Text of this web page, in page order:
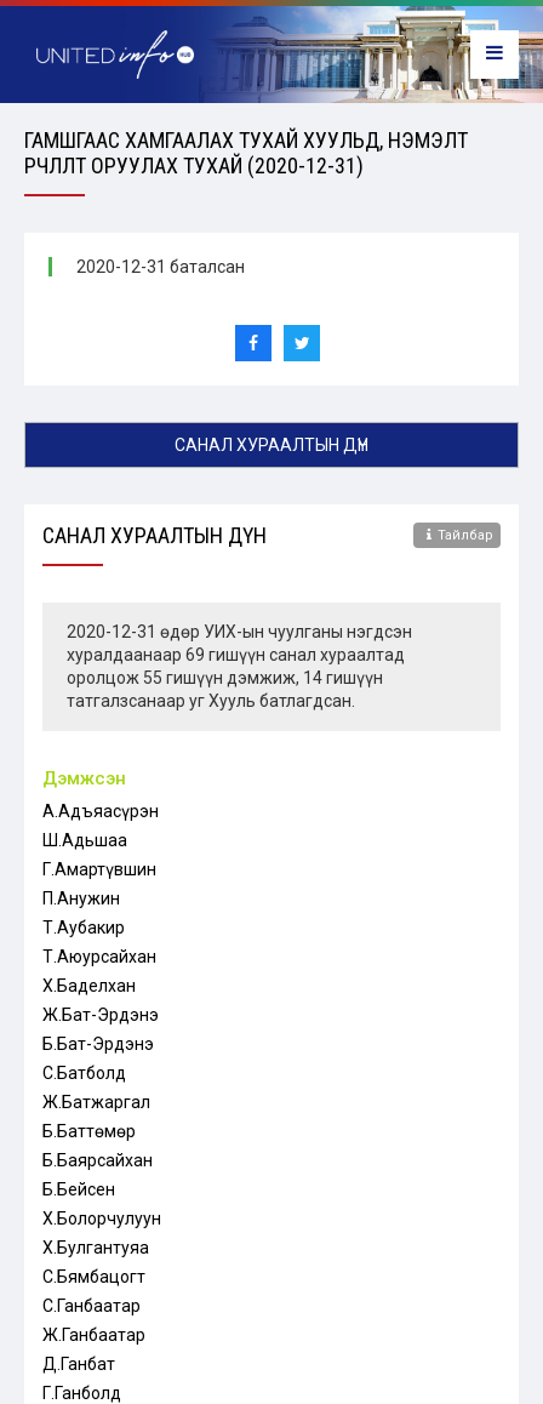
ГАМШГААС ХАМГААЛАХ ТУХАЙ ХУУЛЬД, НЭМЭЛТ
ӨӨРЧЛӨЛТ ОРУУЛАХ ТУХАЙ (2020-12-31)
2020-12-31 баталсан
САНАЛ ХУРААЛТЫН ДҮН
САНАЛ ХУРААЛТЫН ДҮН Тайлбар
2020-12-31 өдөр УИХ-ын чуулганы нэгдсэн
хуралдаанаар 69 гишүүн санал хураалтад
оролцож 55 гишүүн дэмжиж, 14 гишүүн
татгалзсанаар уг Хууль батлагдсан.
Дэмжсэн
А.Адъяасүрэн
Ш.Адьшаа
Г.Амартүвшин
П.Анужин
Т.Аубакир
Т.Аюурсайхан
Х.Баделхан
Ж.Бат-Эрдэнэ
Б.Бат-Эрдэнэ
С.Батболд
Ж.Батжаргал
Б.Баттөмөр
Б.Баярсайхан
Б.Бейсен
Х.Болорчулуун
Х.Булгантуяа
С.Бямбацогт
С.Ганбаатар
Ж.Ганбаатар
Д.Ганбат
Г.Ганболд